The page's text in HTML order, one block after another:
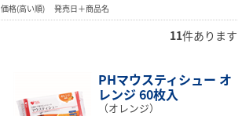
価格(高い順) 発売日＋商品名
11件あります
PHマウスティシュー オ
レンジ 60枚入
（オレンジ）